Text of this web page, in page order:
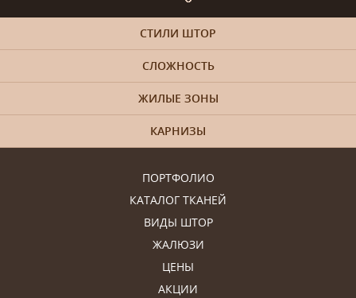
ПОРТФОЛИО
КАТАЛОГ ТКАНЕЙ
ВИДЫ ШТОР
ЖАЛЮЗИ
ЦЕНЫ
АКЦИИ
СТИЛИ ШТОР
СЛОЖНОСТЬ
ЖИЛЫЕ ЗОНЫ
КАРНИЗЫ